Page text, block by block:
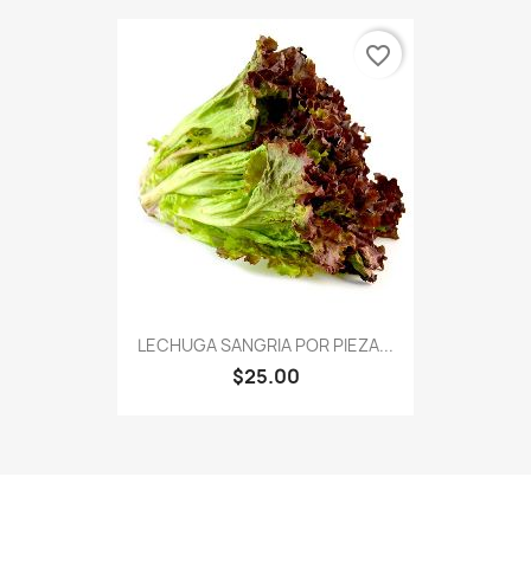
LECHUGA SANGRIA POR PIEZA...
$25.00
favorite_border